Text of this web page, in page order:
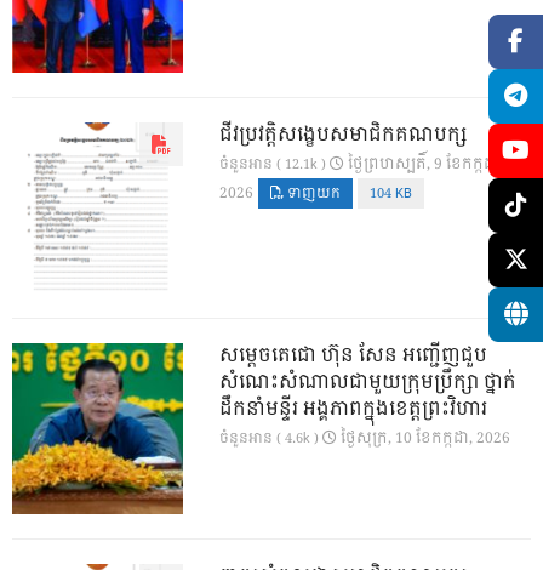
ជីវប្រវត្តិសង្ខេបសមាជិកគណបក្ស
ចំនួនអាន ( 12.1k )
ថ្ងៃ​ព្រហស្បតិ៍, 9 ខែ​កក្កដា,
2026
ទាញយក 104 KB
សម្តេចតេជោ ហ៊ុន សែន អញ្ជើញជួប
សំណេះសំណាលជាមួយក្រុមប្រឹក្សា ថ្នាក់
ដឹកនាំមន្ទីរ អង្គភាពក្នុងខេត្តព្រះវិហារ
ចំនួនអាន ( 4.6k ) ថ្ងៃ​សុក្រ, 10 ខែ​កក្កដា, 2026